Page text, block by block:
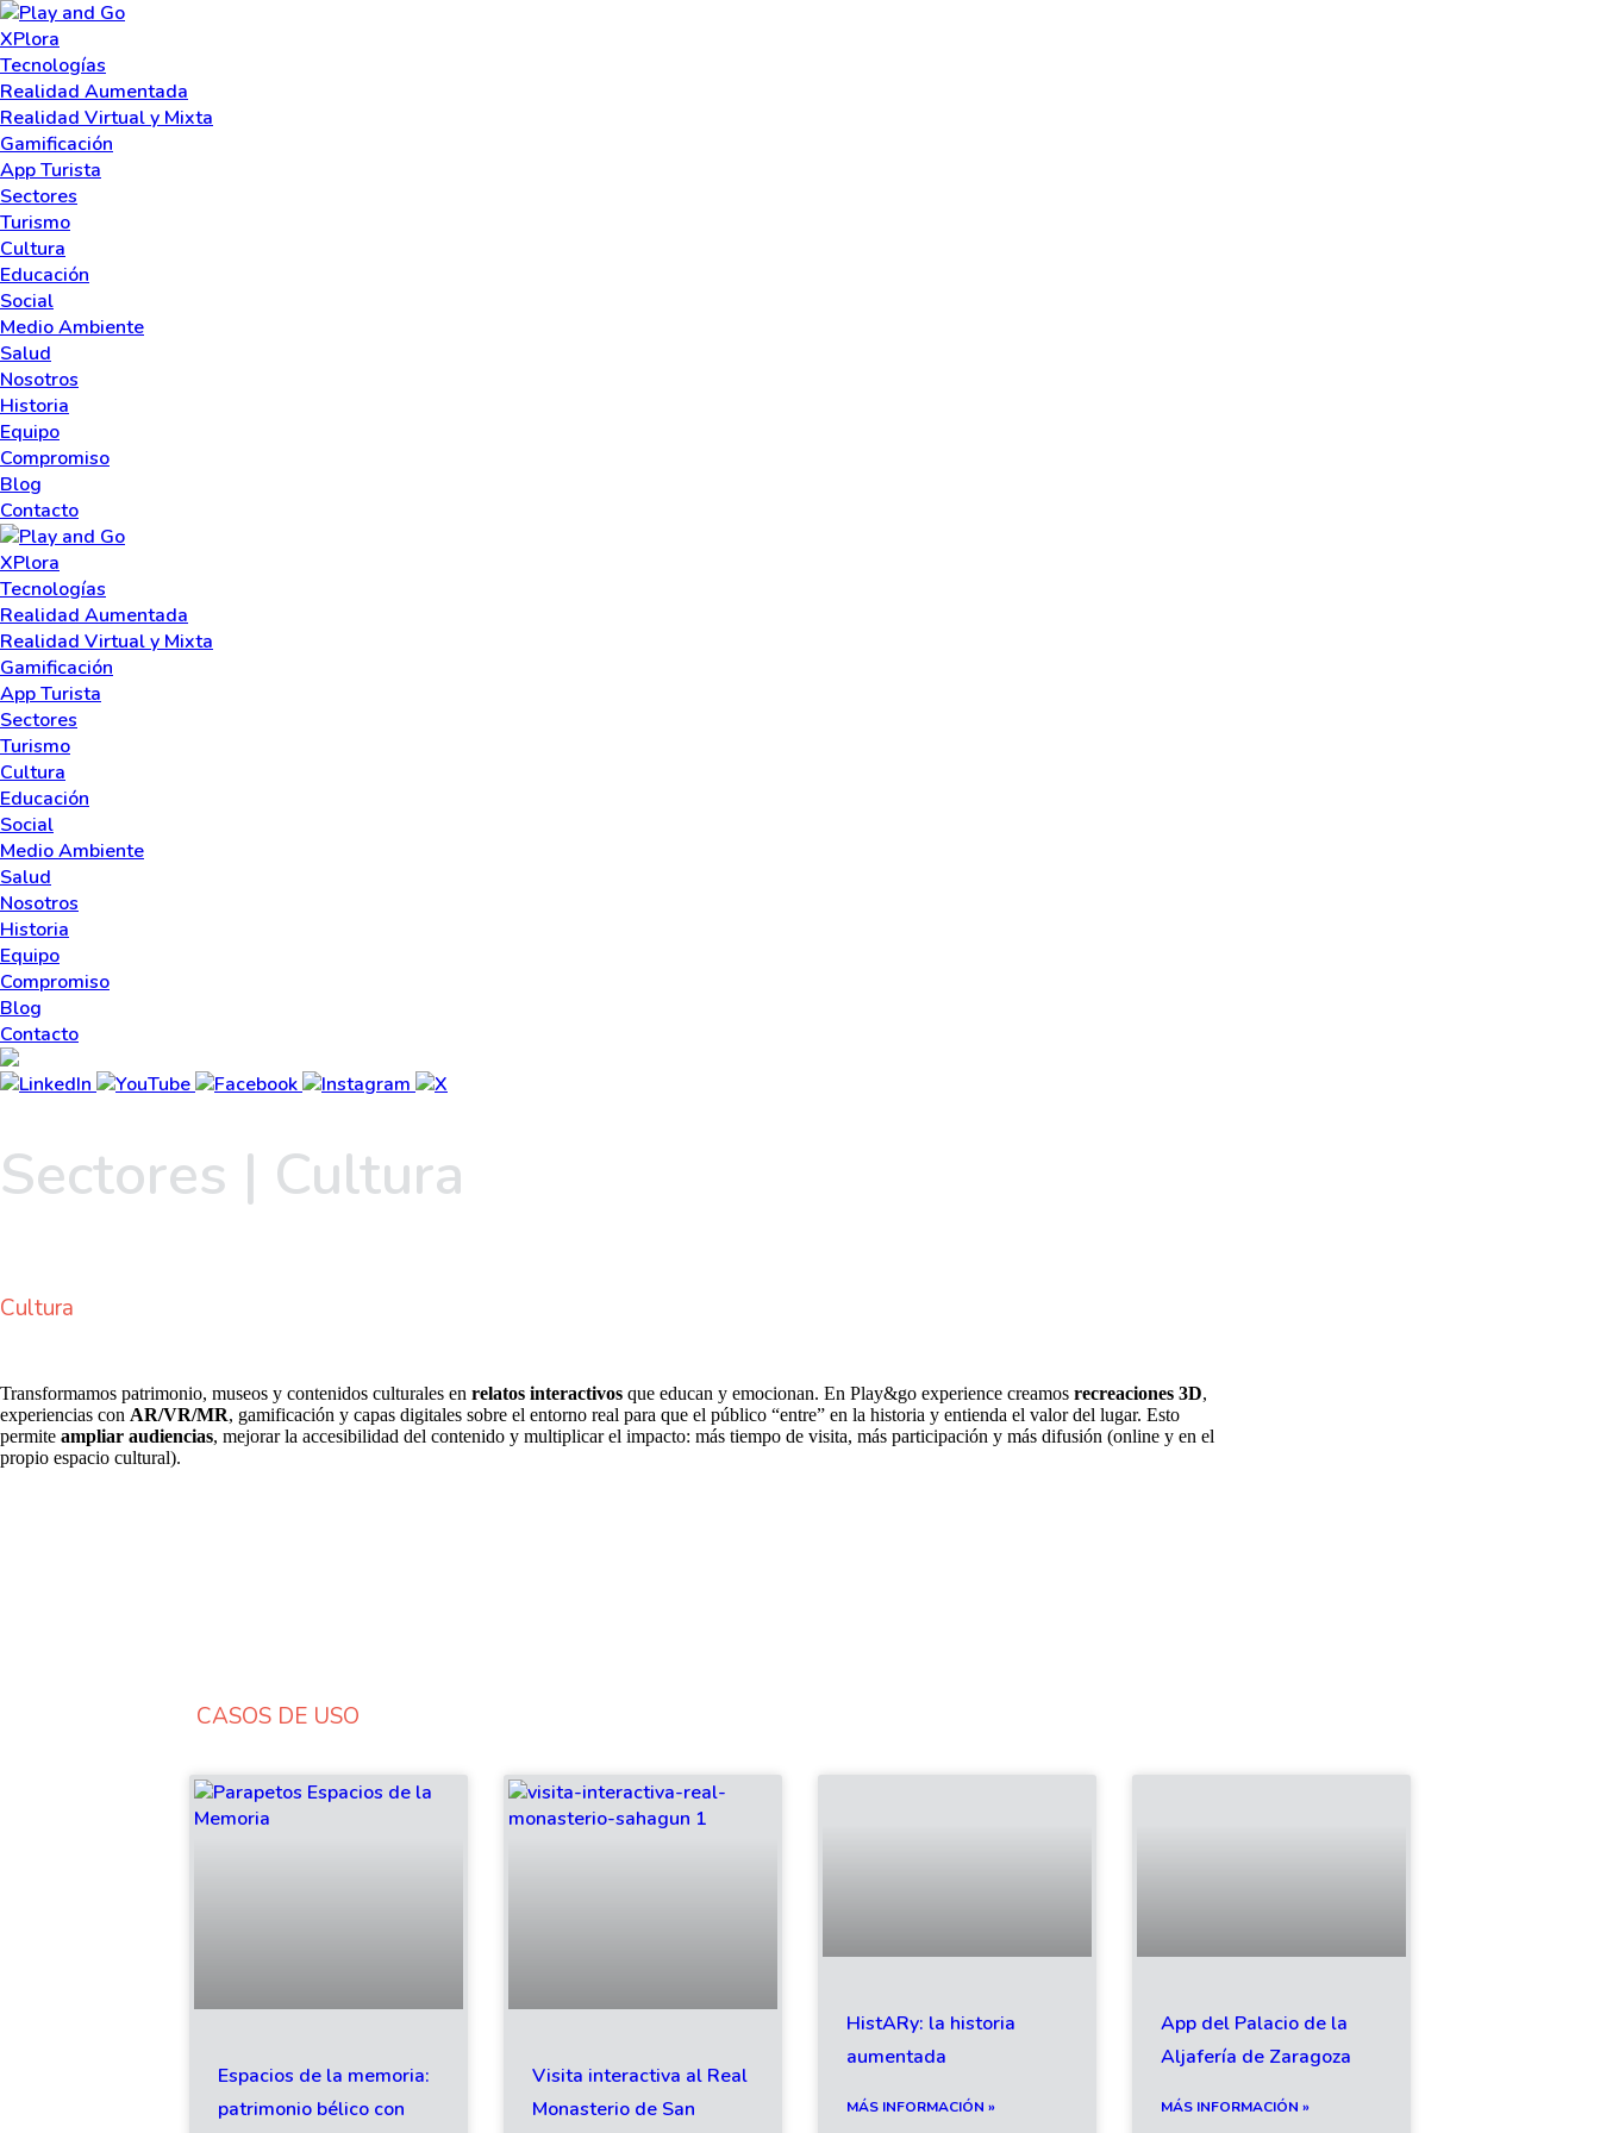
XPlora
Tecnologías
Realidad Aumentada
Realidad Virtual y Mixta
Gamificación
App Turista
Sectores
Turismo
Cultura
Educación
Social
Medio Ambiente
Salud
Nosotros
Historia
Equipo
Compromiso
Blog
Contacto
XPlora
Tecnologías
Realidad Aumentada
Realidad Virtual y Mixta
Gamificación
App Turista
Sectores
Turismo
Cultura
Educación
Social
Medio Ambiente
Salud
Nosotros
Historia
Equipo
Compromiso
Blog
Contacto
Sectores | Cultura
Cultura
Transformamos patrimonio, museos y contenidos culturales en relatos interactivos que educan y emocionan. En Play&go experience creamos recreaciones 3D,
experiencias con AR/VR/MR, gamificación y capas digitales sobre el entorno real para que el público “entre” en la historia y entienda el valor del lugar. Esto
permite ampliar audiencias, mejorar la accesibilidad del contenido y multiplicar el impacto: más tiempo de visita, más participación y más difusión (online y en el
propio espacio cultural).
CASOS DE USO
Espacios de la memoria:
patrimonio bélico con
Visita interactiva al Real
Monasterio de San
HistARy: la historia
aumentada
MÁS INFORMACIÓN »
App del Palacio de la
Aljafería de Zaragoza
MÁS INFORMACIÓN »